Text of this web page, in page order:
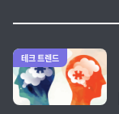
전체 글 보기
테크 트렌드